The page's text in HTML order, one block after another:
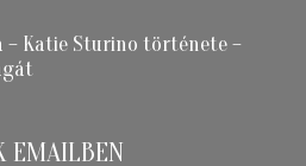
– Katie Sturino története –
EMAILBEN